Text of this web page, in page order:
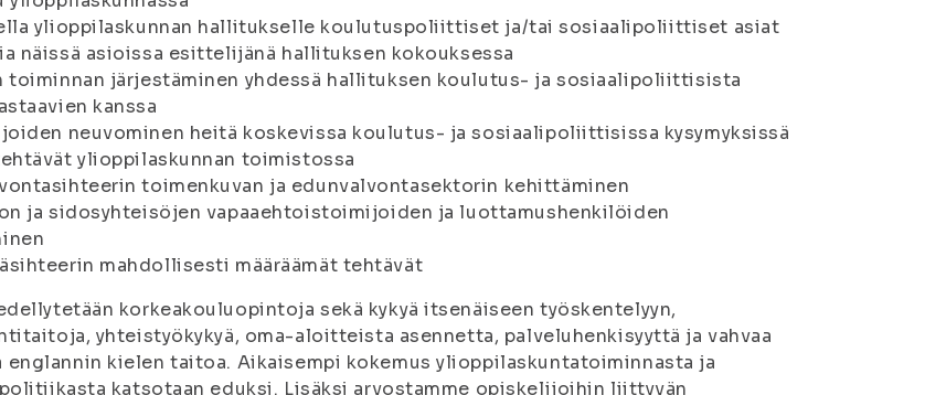
ylioppilaskunnan hallitukselle koulutuspoliittiset ja/tai sosiaalipoliittiset asiat
näissä asioissa esittelijänä hallituksen kokouksessa
toiminnan järjestäminen yhdessä hallituksen koulutus- ja sosiaalipoliittisista
kanssa
neuvominen heitä koskevissa koulutus- ja sosiaalipoliittisissa kysymyksissä
ylioppilaskunnan toimistossa
toimenkuvan ja edunvalvontasektorin kehittäminen
ja sidosyhteisöjen vapaaehtoistoimijoiden ja luottamushenkilöiden
mahdollisesti määräämät tehtävät
korkeakouluopintoja sekä kykyä itsenäiseen työskentelyyn,
yhteistyökykyä, oma-aloitteista asennetta, palveluhenkisyyttä ja vahvaa
englannin kielen taitoa. Aikaisempi kokemus ylioppilaskuntatoiminnasta ja
katsotaan eduksi. Lisäksi arvostamme opiskelijoihin liittyvän